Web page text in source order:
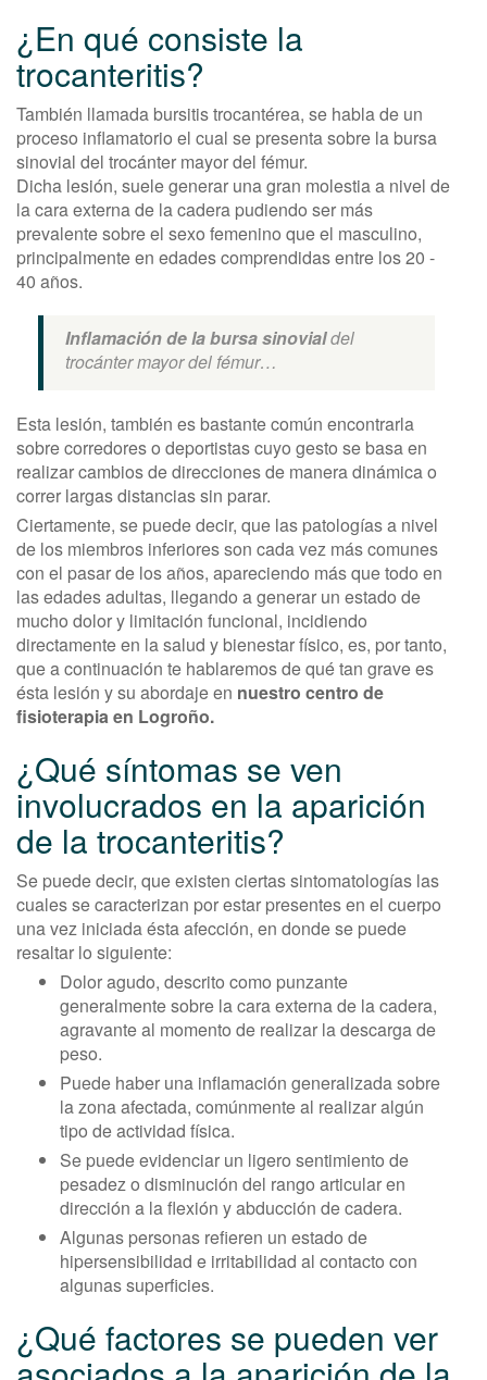
¿En qué consiste la
trocanteritis?
También llamada bursitis trocantérea, se habla de un
proceso inflamatorio el cual se presenta sobre la bursa
sinovial del trocánter mayor del fémur.
Dicha lesión, suele generar una gran molestia a nivel de
la cara externa de la cadera pudiendo ser más
prevalente sobre el sexo femenino que el masculino,
principalmente en edades comprendidas entre los 20 -
40 años.
Inflamación de la bursa sinovialdel
trocánter mayor del fémur…
Esta lesión, también es bastante común encontrarla
sobre corredores o deportistas cuyo gesto se basa en
realizar cambios de direcciones de manera dinámica o
correr largas distancias sin parar.
Ciertamente, se puede decir, que las patologías a nivel
de los miembros inferiores son cada vez más comunes
con el pasar de los años, apareciendo más que todo en
las edades adultas, llegando a generar un estado de
mucho dolor y limitación funcional, incidiendo
directamente en la salud y bienestar físico, es, por tanto,
que a continuación te hablaremos de qué tan grave es
ésta lesión y su abordaje en nuestro centro de
fisioterapia en Logroño.
¿Qué síntomas se ven
involucrados en la aparición
de la trocanteritis?
Se puede decir, que existen ciertas sintomatologías las
cuales se caracterizan por estar presentes en el cuerpo
una vez iniciada ésta afección, en donde se puede
resaltar lo siguiente:
Dolor agudo, descrito como punzante
generalmente sobre la cara externa de la cadera,
agravante al momento de realizar la descarga de
peso.
Puede haber una inflamación generalizada sobre
la zona afectada, comúnmente al realizar algún
tipo de actividad física.
Se puede evidenciar un ligero sentimiento de
pesadez o disminución del rango articular en
dirección a la flexión y abducción de cadera.
Algunas personas refieren un estado de
hipersensibilidad e irritabilidad al contacto con
algunas superficies.
¿Qué factores se pueden ver